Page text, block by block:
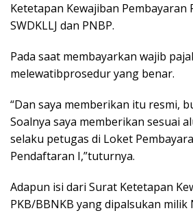
Ketetapan Kewajiban Pembayaran
SWDKLLJ dan PNBP.
Pada saat membayarkan wajib
melewatibprosedur yang benar.
“Dan saya memberikan itu resmi,
Soalnya saya memberikan sesuai
selaku petugas di Loket
Pendaftaran I,”tuturnya.
Adapun isi dari Surat Ketetapan
PKB/BBNKB yang dipalsukan